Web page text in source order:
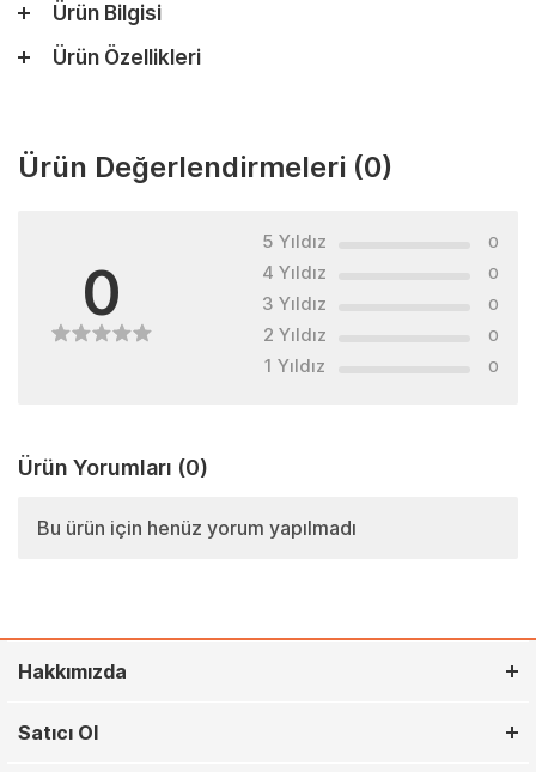
Ürün Bilgisi
Ürün Özellikleri
Ürün Değerlendirmeleri (0)
0
5 Yıldız 0
4 Yıldız 0
3 Yıldız 0
2 Yıldız 0
1 Yıldız 0
Ürün Yorumları (0)
Bu ürün için henüz yorum yapılmadı
Hakkımızda
Satıcı Ol